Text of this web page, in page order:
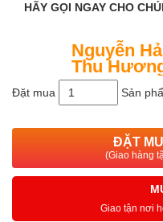
HÃY GỌI NGAY CHO
Nguyễn
Thu
Đặt mua Sản
ĐẶT
(Giao hàng
Giao tận nơi